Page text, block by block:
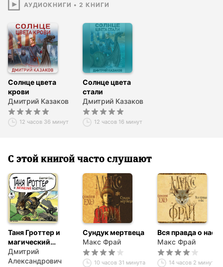
АУДИОКНИГИ • 2 КНИГИ
Солнце цвета
крови
Дмитрий Казаков
12 часов 36 минут
Солнце цвета
стали
Дмитрий Казаков
12 часов 16 минут
С этой книгой часто слушают
Таня Гроттер и
магический
контрабас
Дмитрий
Александрович
Сундук мертвеца
Макс Фрай
10 часов 31 минута
Вся правда о нас
Макс Фрай
14 часов 2 минуты